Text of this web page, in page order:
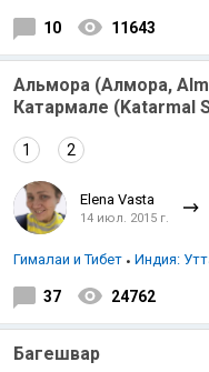
10 11643
Альмора (Алмора,
Катармале (Katarmal
1 2
Elena Vasta
14 июл. 2015 г.
Гималаи и Тибет Индия:
37 24762
Багешвар